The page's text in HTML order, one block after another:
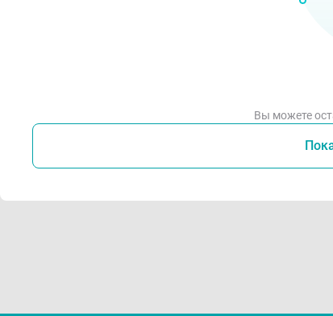
Вы можете